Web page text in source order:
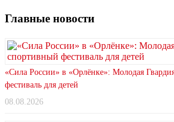
Главные новости
«Сила России» в «Орлёнке»: Молодая
фестиваль для детей
08.08.2026